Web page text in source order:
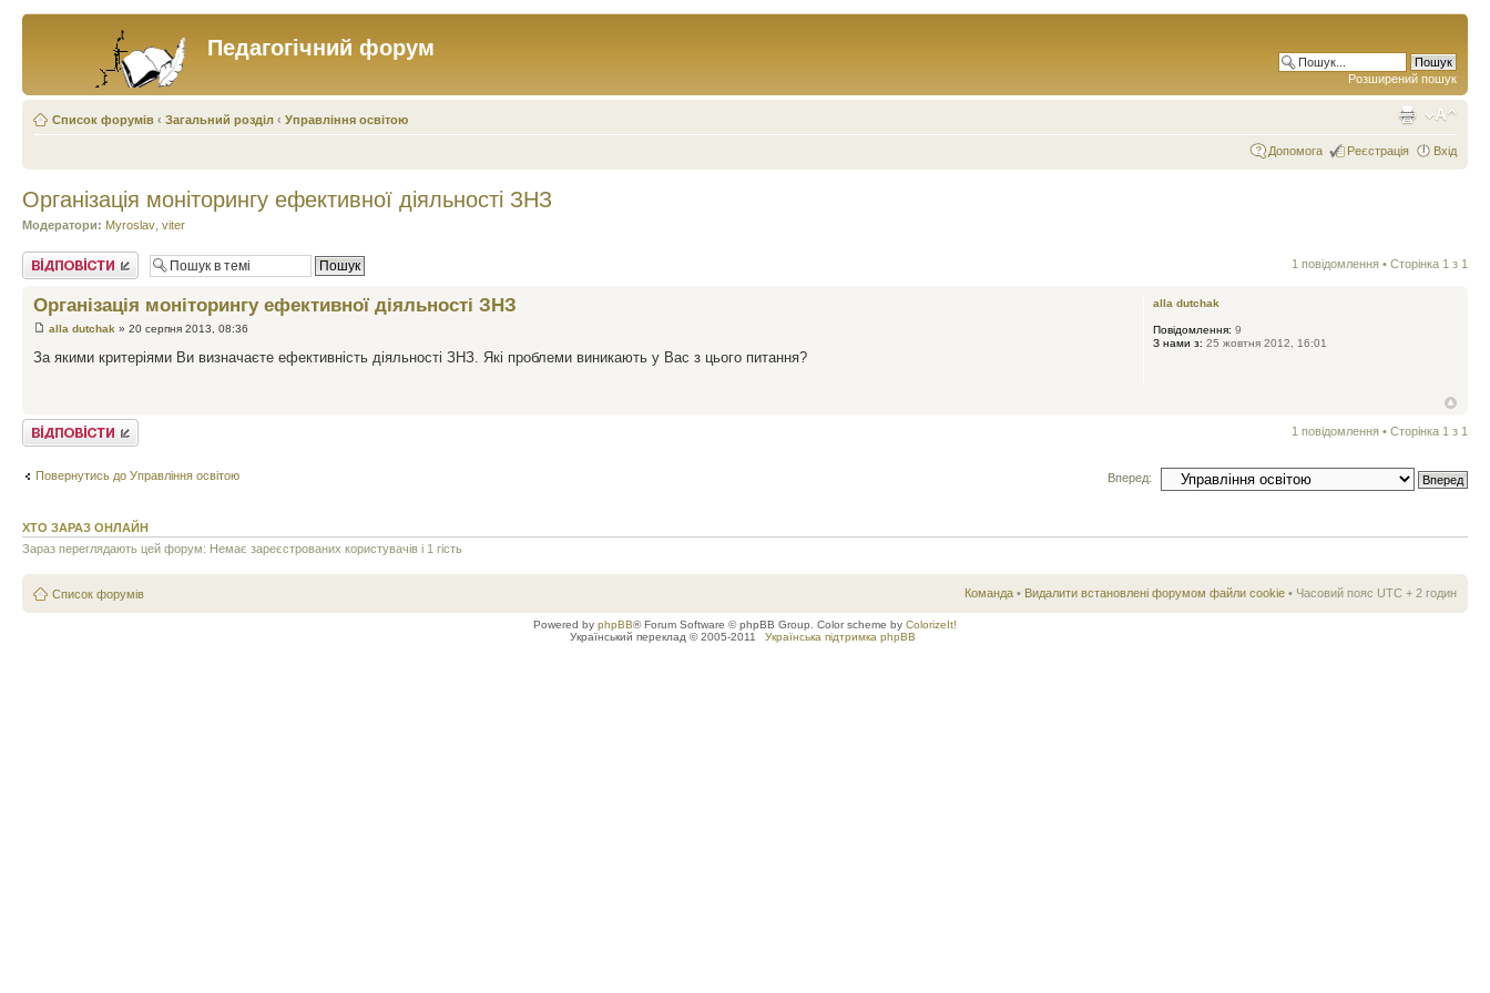
Педагогічний форум
Розширений пошук
Список форумів ‹ Загальний розділ ‹ Управління освітою
Допомога Реєстрація Вхід
Організація моніторингу ефективної діяльності ЗНЗ
Модератори: Myroslav viter
Відповісти 1 повідомлення • Сторінка 1 з 1
Організація моніторингу ефективної діяльності ЗНЗ
alla dutchak » 20 серпня 2013, 08:36
За якими критеріями Ви визначаєте ефективність діяльності ЗНЗ. Які проблеми виникають у Вас з цього питання?
alla dutchak
Повідомлення: 9
З нами з: 25 жовтня 2012, 16:01
Відповісти 1 повідомлення • Сторінка 1 з 1
Повернутись до Управління освітою Вперед:
ХТО ЗАРАЗ ОНЛАЙН
Зараз переглядають цей форум: Немає зареєстрованих користувачів і 1 гість
Список форумів Команда • Видалити встановлені форумом файли cookie • Часовий пояс UTC + 2 годин
Powered by phpBB® Forum Software © phpBB Group. Color scheme by ColorizeIt!
Український переклад © 2005-2011
Українська підтримка phpBB